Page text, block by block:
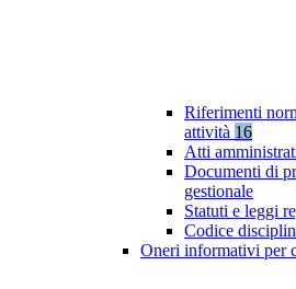
Riferimenti
attività 16
Atti
Documenti di
gestionale
Statuti e leggi
Codice
Oneri informativi per